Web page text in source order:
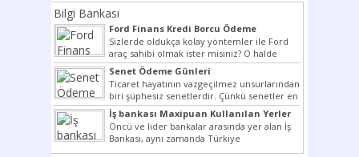
Bilgi Bankası
Ford Finans Kredi Borcu Ödeme
Sizlerde oldukça kolay yöntemler ile Ford
araç sahibi olmak ister misiniz? O halde
yazımız ilginizi...
Senet Ödeme Günleri
Ticaret hayatının vazgeçilmez unsurlarından
biri şüphesiz senetlerdir. Çünkü senetler en
çok kullanılan ödeme araçlarıdır. Taksitler...
İş bankası Maxipuan Kullanılan Yerler
Öncü ve lider bankalar arasında yer alan İş
Bankası, aynı zamanda Türkiye
Cumhuriyeti’nin ilk milli...